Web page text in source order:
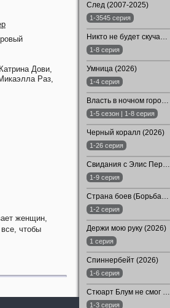
Катрина Дови,
Раз,
женщин,
чтобы
След (2007-2025)
1-3545 серия
Никто не будет скучать по нам (2024)
1-8 серия
Умница (2026)
1-4 серия
Власть в ночном городе. Книга третья: Юность Кэнена (1-5 Сезон)
1-5 сезон | 1-8 серия
Черный коралл (2026)
1-26 серия
Свидания с Элис Перес (2026)
1-9 серия
Страна боев (Борьба) (2026)
1-2 серия
Держи мою руку (2026)
1 серия
Спиннербейт (2026)
1-6 серия
Стюарт Блум не смог спасти вселенную (2026)
1-3 серия